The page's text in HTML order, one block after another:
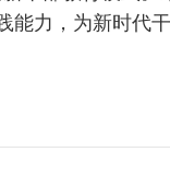
能力，为新时代